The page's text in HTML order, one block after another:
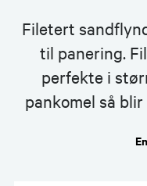
Filetert
til panering.
perfekte i
pankomel så